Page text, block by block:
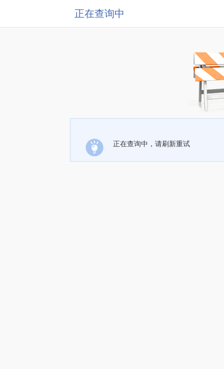
正在查询中
正在查询中，请刷新重试